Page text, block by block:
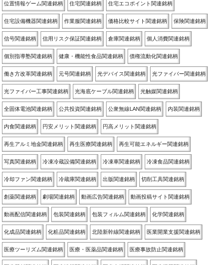
位置情報ゲーム関連銘柄 住宅関連銘柄 住宅エコポイント関連銘柄
住宅設備機器関連銘柄 作業服関連銘柄 価格比較サイト関連銘柄 保険関連銘柄
信号関連銘柄 信用リスク保証関連銘柄 倉庫関連銘柄 個人消費関連銘柄
個別指導塾関連銘柄 健康・機能性食品関連銘柄 債権流動化関連銘柄
働き方改革関連銘柄 元号関連銘柄 光デバイス関連銘柄 光ファイバー関連銘柄
光ファイバー工事関連銘柄 光海底ケーブル関連銘柄 光触媒関連銘柄
全固体電池関連銘柄 公共投資関連銘柄 公衆無線LAN関連銘柄 内装関連銘柄
内食関連銘柄 円安メリット関連銘柄 円高メリット関連銘柄
再生アルミ地金関連銘柄 再生医療関連銘柄 再生可能エネルギー関連銘柄
写真関連銘柄 冷凍冷蔵設備関連銘柄 冷凍車関連銘柄 冷凍食品関連銘柄
冷却ファン関連銘柄 冷蔵庫関連銘柄 出版関連銘柄 切削工具関連銘柄
創薬関連銘柄 劇場関連銘柄 動画広告関連銘柄 動画投稿サイト関連銘柄
動画配信関連銘柄 包装関連銘柄 包装フィルム関連銘柄 化学関連銘柄
化成品関連銘柄 化粧品関連銘柄 北陸新幹線関連銘柄 医業開業支援関連銘柄
医療ツーリズム関連銘柄 医療・医薬品関連銘柄 医療事故防止関連銘柄